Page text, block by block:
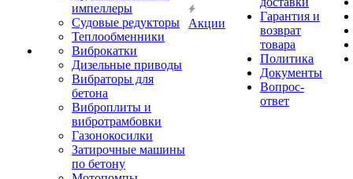
импеллеры
Судовые редукторы
Теплообменники
Виброкатки
Дизельные приводы
Вибраторы для
бетона
Виброплиты и
вибротрамбовки
Газонокосилки
Затирочные машины
по бетону
Акции
Гарантия и
возврат
товара
Политика
Документы
Вопрос-
ответ